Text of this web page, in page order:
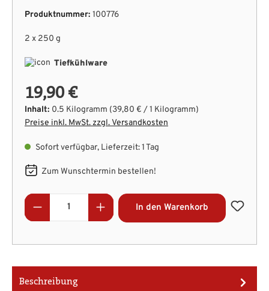
Produktnummer: 100776
2 x 250 g
Tiefkühlware
19,90 €
Inhalt: 0.5 Kilogramm (39,80 € / 1 Kilogramm)
Preise inkl. MwSt. zzgl. Versandkosten
Sofort verfügbar, Lieferzeit: 1 Tag
Zum Wunschtermin bestellen!
Produkt Anzahl: Gib den gewünschten
In den Warenkorb
Beschreibung